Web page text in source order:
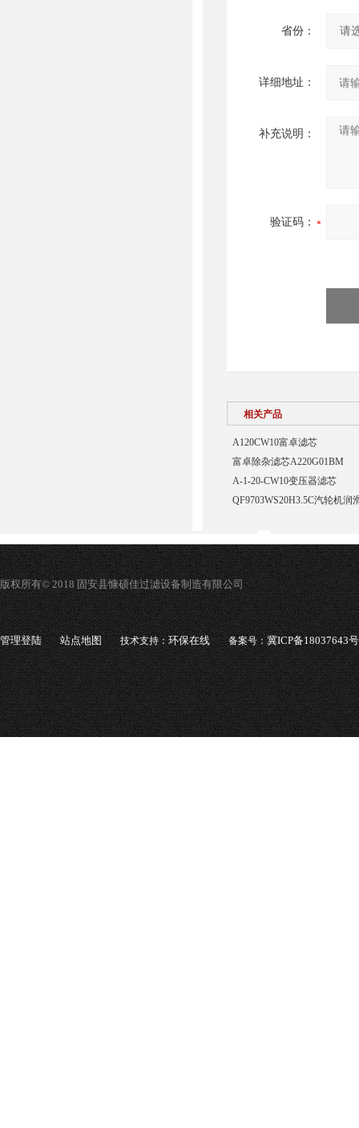
省份：
详细地址：
补充说明：
验证码：
相关产品
A120CW10富卓滤芯
富卓除杂滤芯A220G01BM
A-1-20-CW10变压器滤芯
QF9703WS20H3.5C汽轮机润
版权所有© 2018 固安县慷硕佳过滤设备制造有限公司
管理登陆 站点地图 技术支持：环保在线 备案号：冀ICP备18037643